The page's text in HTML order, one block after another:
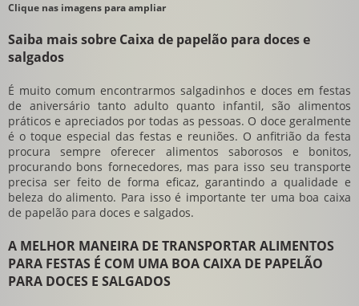
Clique nas imagens para ampliar
Saiba mais sobre Caixa de papelão para doces e
salgados
É muito comum encontrarmos salgadinhos e doces em festas
de aniversário tanto adulto quanto infantil, são alimentos
práticos e apreciados por todas as pessoas. O doce geralmente
é o toque especial das festas e reuniões. O anfitrião da festa
procura sempre oferecer alimentos saborosos e bonitos,
procurando bons fornecedores, mas para isso seu transporte
precisa ser feito de forma eficaz, garantindo a qualidade e
beleza do alimento. Para isso é importante ter uma boa caixa
de papelão para doces e salgados.
A MELHOR MANEIRA DE TRANSPORTAR ALIMENTOS
PARA FESTAS É COM UMA BOA CAIXA DE PAPELÃO
PARA DOCES E SALGADOS